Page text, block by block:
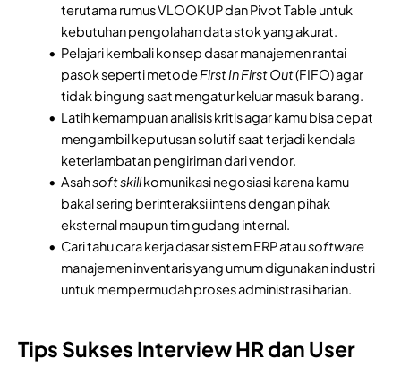
terutama rumus VLOOKUP dan Pivot Table untuk
kebutuhan pengolahan data stok yang akurat.
Pelajari kembali konsep dasar manajemen rantai
pasok seperti metodeFirst In First Out(FIFO) agar
tidak bingung saat mengatur keluar masuk barang.
Latih kemampuan analisis kritis agar kamu bisa cepat
mengambil keputusan solutif saat terjadi kendala
keterlambatan pengiriman dari vendor.
Asahsoft skillkomunikasi negosiasi karena kamu
bakal sering berinteraksi intens dengan pihak
eksternal maupun tim gudang internal.
Cari tahu cara kerja dasar sistem ERP atausoftware
manajemen inventaris yang umum digunakan industri
untuk mempermudah proses administrasi harian.
Tips Sukses Interview HR dan User